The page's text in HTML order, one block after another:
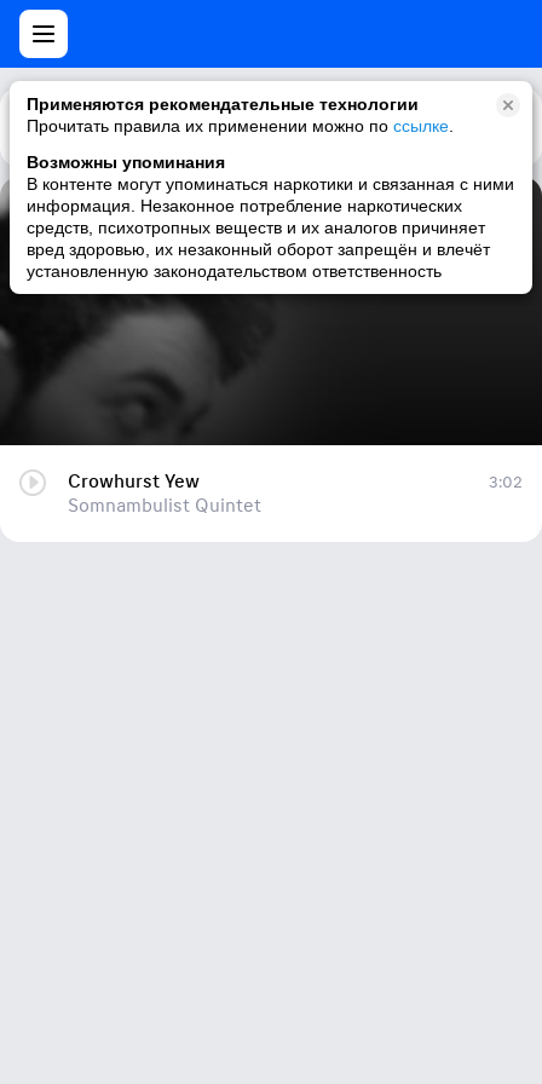
Применяются рекомендательные технологии
Прочитать правила их применении можно по ссылке
Возможны упоминания
В контенте могут упоминаться наркотики и связанная с ними
информация. Незаконное потребление наркотических
средств, психотропных веществ и их аналогов причиняет
вред здоровью, их незаконный оборот запрещён и влечёт
установленную законодательством ответственность
Каталог Рекомендации
Crowhurst Yew
Somnambulist Quintet
Crowhurst Yew
Somnambulist Quintet
3:02